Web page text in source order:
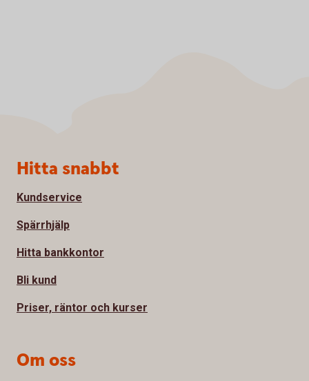
Sidfot
Hitta snabbt
Kundservice
Spärrhjälp
Hitta bankkontor
Bli kund
Priser, räntor och kurser
Om oss